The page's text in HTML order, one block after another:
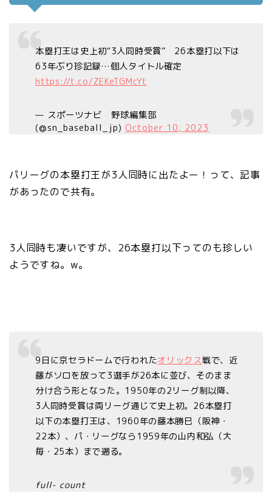
本塁打王は史上初“3人同時受賞” 26本塁打以下は
63年ぶり珍記録…個人タイトル確定
https://t.co/ZEKeTGMcYt
— スポーツナビ 野球編集部
(@sn_baseball_jp) October 10, 2023
パリーグの本塁打王が3人同時に出たよー！って、記事
があったので共有。
3人同時も凄いですが、26本塁打以下ってのも珍しい
ようですね。w。
9日に京セラドームで行われたオリックス戦で、近
藤がソロを放って3選手が26本に並び、そのまま
分け合う形となった。1950年の2リーグ制以降、
3人同時受賞は両リーグ通じて史上初。26本塁打
以下の本塁打王は、1960年の藤本勝巳（阪神・
22本）、パ・リーグなら1959年の山内和弘（大
毎・25本）まで遡る。
full- count